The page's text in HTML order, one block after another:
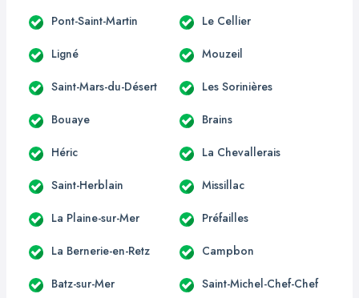
Pont-Saint-Martin Le Cellier
Ligné Mouzeil
Saint-Mars-du-Désert Les Sorinières
Bouaye Brains
Héric La Chevallerais
Saint-Herblain Missillac
La Plaine-sur-Mer Préfailles
La Bernerie-en-Retz Campbon
Batz-sur-Mer Saint-Michel-Chef-Chef